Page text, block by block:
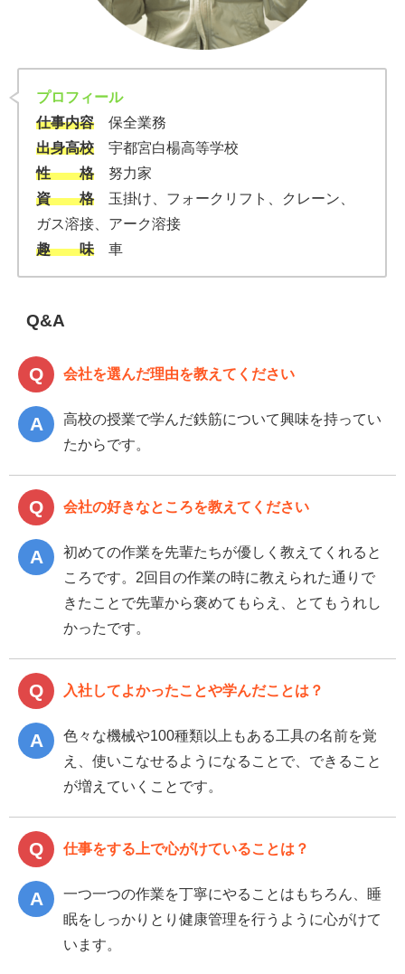
プロフィール
仕事内容 保全業務
出身高校 宇都宮白楊高等学校
性 格 努力家
資 格 玉掛け、フォークリフト、クレーン、
ガス溶接、アーク溶接
趣 味 車
Q&A
会社を選んだ理由を教えてください
高校の授業で学んだ鉄筋について興味を持ってい
たからです。
会社の好きなところを教えてください
初めての作業を先輩たちが優しく教えてくれると
ころです。2回目の作業の時に教えられた通りで
きたことで先輩から褒めてもらえ、とてもうれし
かったです。
入社してよかったことや学んだことは？
色々な機械や100種類以上もある工具の名前を覚
え、使いこなせるようになることで、できること
が増えていくことです。
仕事をする上で心がけていることは？
一つ一つの作業を丁寧にやることはもちろん、睡
眠をしっかりとり健康管理を行うように心がけて
います。